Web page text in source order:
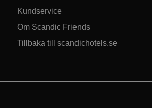
Kundservice
Om Scandic Friends
Tillbaka till scandichotels.se